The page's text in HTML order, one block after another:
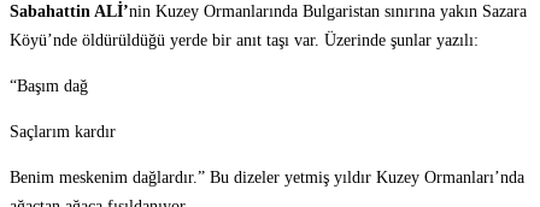
Sabahattin ALİ’nin Kuzey Ormanlarında Bulgaristan sınırına yakın Sazara
Köyü’nde öldürüldüğü yerde bir anıt taşı var. Üzerinde şunlar yazılı:
“Başım dağ
Saçlarım kardır
Benim meskenim dağlardır.” Bu dizeler yetmiş yıldır Kuzey Ormanları’nda